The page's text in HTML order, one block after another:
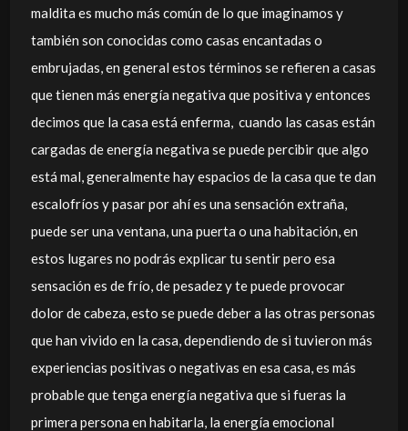
maldita es mucho más común de lo que imaginamos y
también son conocidas como casas encantadas o
embrujadas, en general estos términos se refieren a casas
que tienen más energía negativa que positiva y entonces
decimos que la casa está enferma, cuando las casas están
cargadas de energía negativa se puede percibir que algo
está mal, generalmente hay espacios de la casa que te dan
escalofríos y pasar por ahí es una sensación extraña,
puede ser una ventana, una puerta o una habitación, en
estos lugares no podrás explicar tu sentir pero esa
sensación es de frío, de pesadez y te puede provocar
dolor de cabeza, esto se puede deber a las otras personas
que han vivido en la casa, dependiendo de si tuvieron más
experiencias positivas o negativas en esa casa, es más
probable que tenga energía negativa que si fueras la
primera persona en habitarla, la energía emocional